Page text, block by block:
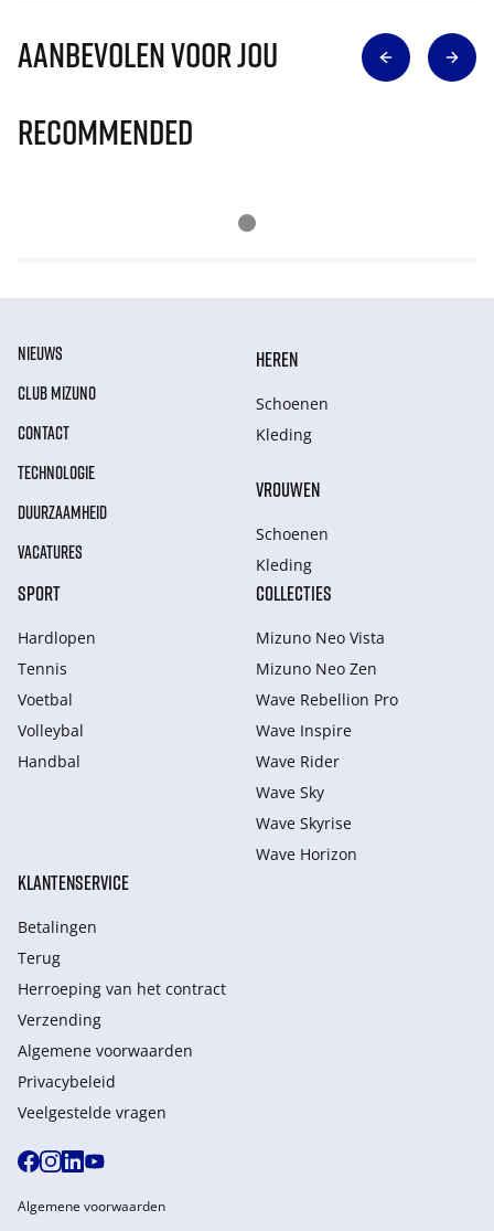
Aanbevolen voor jou
Recommended
NIEUWS
CLUB MIZUNO
CONTACT
TECHNOLOGIE
DUURZAAMHEID
VACATURES
HEREN
Schoenen
Kleding
VROUWEN
Schoenen
Kleding
SPORT
Hardlopen
Tennis
Voetbal
Volleybal
Handbal
COLLECTIES
Mizuno Neo Vista
Mizuno Neo Zen
Wave Rebellion Pro
Wave Inspire
Wave Rider
Wave Sky
Wave Skyrise
Wave Horizon
KLANTENSERVICE
Betalingen
Terug
Herroeping van het contract
Verzending
Algemene voorwaarden
Privacybeleid
Veelgestelde vragen
Algemene voorwaarden